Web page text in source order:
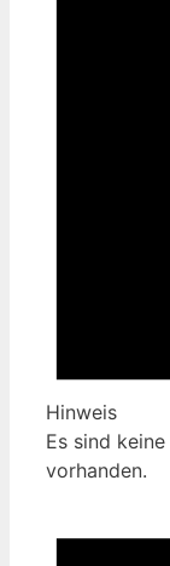
Hinweis
Es sind
vorhanden.